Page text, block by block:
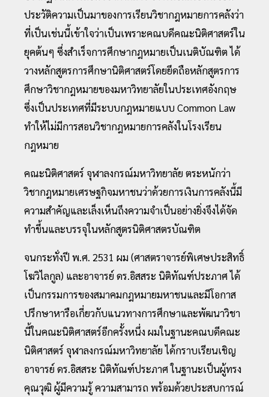
ประวัติความเป็นมาของการเรียนวิชากฎหมายการคลังว่า
ที่เป็นเช่นนี้เข้าใจว่าเป็นเพราะคณบดีคณะนิติศาสตร์ใน
ยุคต้นๆ ซึ่งสำเร็จการศึกษากฎหมายเป็นเนติบัณฑิต ได้
วางหลักสูตรการศึกษานิติศาสตร์โดยยึดถือหลักสูตรการ
ศึกษาวิชากฎหมายของมหาวิทยาลัยในประเทศอังกฤษ
ซึ่งเป็นประเทศที่มีระบบกฎหมายแบบ Common Law
ทำให้ไม่มีการสอนวิชากฎหมายการคลังในโรงเรียน
กฎหมาย
คณะนิติศาสตร์ จุฬาลงกรณ์มหาวิทยาลัย ตระหนักว่า
วิชากฎหมายเศรษฐกิจมหาชนว่าด้วยการเงินการคลังนี้มี
ความสำคัญและเล็งเห็นถึงความจำเป็นอย่างยิ่งจึงได้จัด
ทำขึ้นและบรรจุในหลักสูตรนิติศาสตรบัณฑิต
จนกระทั่งปี พ.ศ. 2531 ผม (ศาสตราจารย์พิเศษประสิทธิ์
โฆวิไลกูล) และอาจารย์ ดร.อิสสระ นิติทัณฑ์ประภาศ ได้
เป็นกรรมการของสมาคมกฎหมายมหาชนและมีโอกาส
ปรึกษาหารือเกี่ยวกับแนวทางการศึกษาและพัฒนาวิชา
นี้ในคณะนิติศาสตร์อีกครั้งหนึ่ง ผมในฐานะคณบดีคณะ
นิติศาสตร์ จุฬาลงกรณ์มหาวิทยาลัย ได้กราบเรียนเชิญ
อาจารย์ ดร.อิสสระ นิติทัณฑ์ประภาศ ในฐานะเป็นผู้ทรง
คุณวุฒิ ผู้มีความรู้ ความสามารถ พร้อมด้วยประสบการณ์